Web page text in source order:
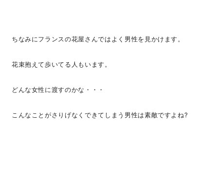
ちなみにフランスの花屋さんではよく男性を見かけます。
花束抱えて歩いてる人もいます。
どんな女性に渡すのかな・・・
こんなことがさりげなくできてしまう男性は素敵ですよね?